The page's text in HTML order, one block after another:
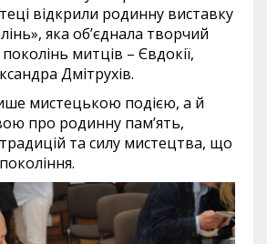
відкрили родинну виставку
яка об’єднала творчий
митців – Євдокії,
Дмітрухів.
мистецькою подією, а й
про родинну пам’ять,
та силу мистецтва, що